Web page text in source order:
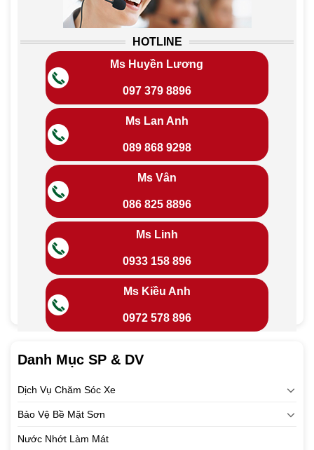
HOTLINE
Ms Huyền Lương
097 379 8896
Ms Lan Anh
089 868 9298
Ms Vân
086 825 8896
Ms Linh
0933 158 896
Ms Kiều Anh
0972 578 896
Danh Mục SP & DV
Dịch Vụ Chăm Sóc Xe
Bảo Vệ Bề Mặt Sơn
Nước Nhớt Làm Mát